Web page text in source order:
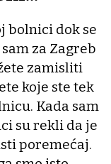
bolnici dok se
za Zagreb
zamisliti
koje ste tek
Kada sam
su rekli da je
poremećaj.